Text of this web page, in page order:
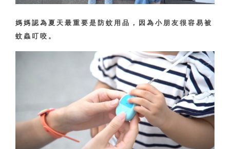
媽媽認為夏天最重要是防蚊用品，因為小朋友很容易被
蚊蟲叮咬。